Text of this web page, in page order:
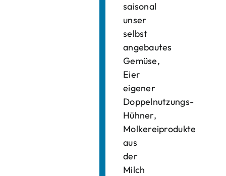
saisonal
unser
selbst
angebautes
Gemüse,
Eier
eigener
Doppelnutzungs-
Hühner,
Molkereiprodukte
aus
der
Milch